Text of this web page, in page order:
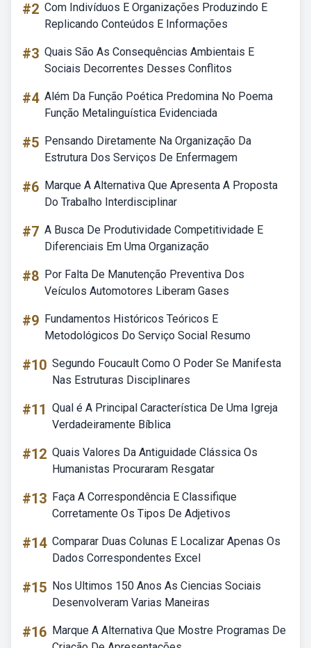
#2 Com Indivíduos E Organizações Produzindo E
Replicando Conteúdos E Informações
#3 Quais São As Consequências Ambientais E
Sociais Decorrentes Desses Conflitos
#4 Além Da Função Poética Predomina No Poema
Função Metalinguística Evidenciada
#5 Pensando Diretamente Na Organização Da
Estrutura Dos Serviços De Enfermagem
#6 Marque A Alternativa Que Apresenta A Proposta
Do Trabalho Interdisciplinar
#7 A Busca De Produtividade Competitividade E
Diferenciais Em Uma Organização
#8 Por Falta De Manutenção Preventiva Dos
Veículos Automotores Liberam Gases
#9 Fundamentos Históricos Teóricos E
Metodológicos Do Serviço Social Resumo
#10 Segundo Foucault Como O Poder Se Manifesta
Nas Estruturas Disciplinares
#11 Qual é A Principal Característica De Uma Igreja
Verdadeiramente Bíblica
#12 Quais Valores Da Antiguidade Clássica Os
Humanistas Procuraram Resgatar
#13 Faça A Correspondência E Classifique
Corretamente Os Tipos De Adjetivos
#14 Comparar Duas Colunas E Localizar Apenas Os
Dados Correspondentes Excel
#15 Nos Ultimos 150 Anos As Ciencias Sociais
Desenvolveram Varias Maneiras
#16 Marque A Alternativa Que Mostre Programas De